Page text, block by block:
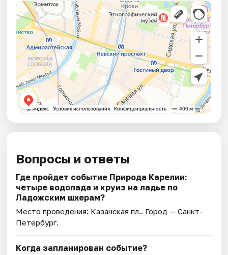
Вопросы и ответы
Где пройдет событие Природа Карелии:
четыре водопада и круиз на ладье по
Ладожским шхерам?
Место проведения: Казанская пл.. Город — Санкт-
Петербург.
Когда запланирован событие?